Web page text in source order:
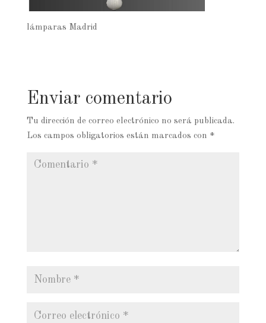
lámparas Madrid
Enviar comentario
Tu dirección de correo electrónico no será publicada.
Los campos obligatorios están marcados con *